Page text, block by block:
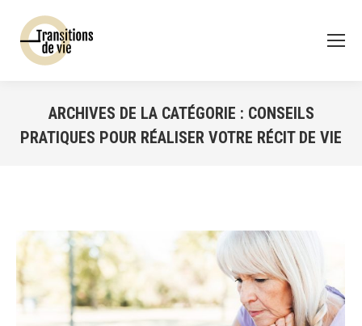
ARCHIVES DE LA CATÉGORIE : CONSEILS
PRATIQUES POUR RÉALISER VOTRE RÉCIT DE VIE